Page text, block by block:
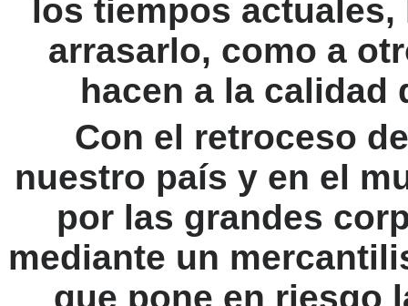
los tiempos
arrasarlo, como a
hacen a la calidad
Con el retroceso
nuestro país y en el
por las grandes
mediante un
que pone en riesgo